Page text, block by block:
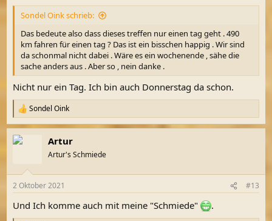
Sondel Oink schrieb:
Das bedeute also dass dieses treffen nur einen tag geht . 490
km fahren für einen tag ? Das ist ein bisschen happig . Wir sind
da schonmal nicht dabei . Wäre es ein wochenende , sähe die
sache anders aus . Aber so , nein danke .
Nicht nur ein Tag. Ich bin auch Donnerstag da schon.
R
e
a
k
e
:
Sondel Oink
Artur
Artur's Schmiede
2 Oktober 2021 #13
Und Ich komme auch mit meine "Schmiede" .